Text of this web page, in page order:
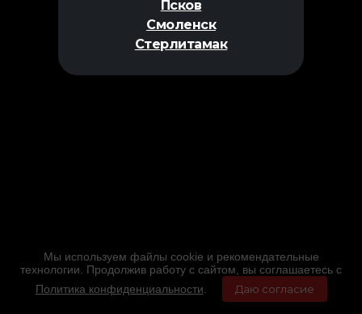
Псков
Смоленск
Стерлитамак
Мы используем файлы cookie и рекомендательные
технологии. Продолжив работу с сайтом, вы соглашаетесь с
Политика конфиденциальности
Даю согласие